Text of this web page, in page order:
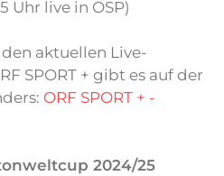
Uhr live in OSP)
aktuellen Live-
SPORT + gibt es auf der
ORF SPORT + -
2024/25